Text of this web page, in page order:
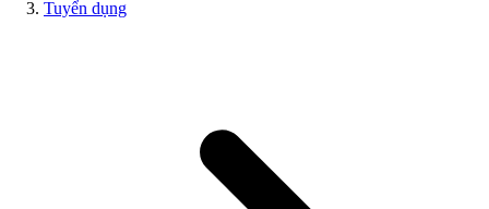
Tuyển dụng